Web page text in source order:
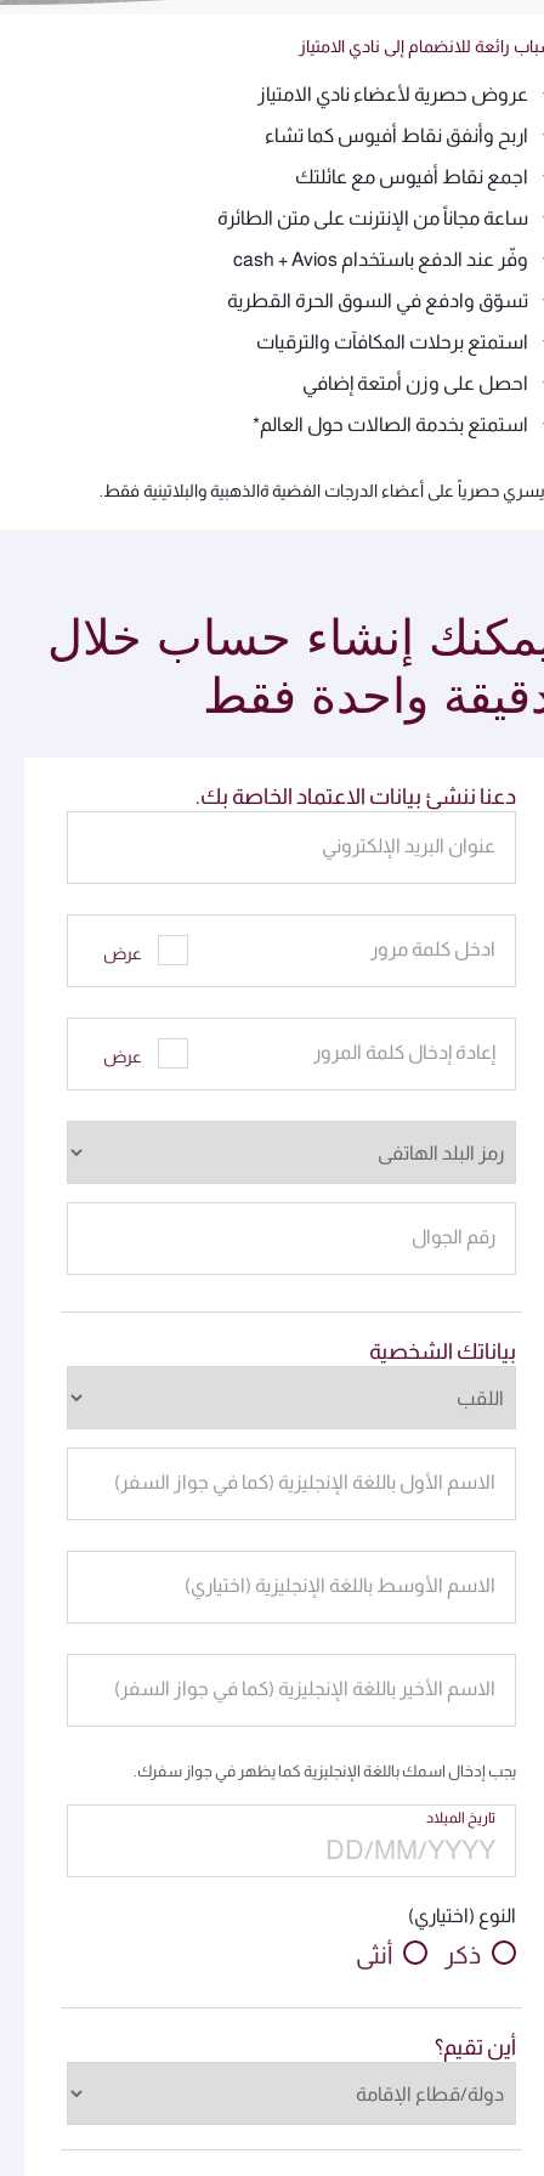
رائعة للانضمام إلى نادي الامتياز
عروض حصرية لأعضاء نادي الامتياز
اربح وأنفق نقاط أفيوس كما تشاء
اجمع نقاط أفيوس مع عائلتك
ساعة مجاناً من الإنترنت على متن الطائرة
وفّر عند الدفع باستخدام cash + Avios
تسوّق وادفع في السوق الحرة القطرية
استمتع برحلات المكافآت والترقيات
احصل على وزن أمتعة إضافي
استمتع بخدمة الصالات حول العالم*
يسري حصرياً على أعضاء الدرجات الفضية ةالذهبية والبلاتينية فقط.
إنشاء حساب خلال
واحدة فقط
دعنا ننشئ بيانات الاعتماد الخاصة بك.
عنوان البريد الإلكتروني
ادخل كلمة مرور عرض
إعادة إدخال كلمة المرور عرض
رقم الجوال
بياناتك الشخصية
الاسم الأول باللغة الإنجليزية (كما في جواز السفر)
الاسم الأوسط باللغة الإنجليزية (اختياري)
الاسم الأخير باللغة الإنجليزية (كما في جواز السفر)
يجب إدخال اسمك باللغة الإنجليزية كما يظهر في جواز سفرك.
تاريخ الميلاد
النوع (اختياري)
ذكر أنثى
أين تقيم؟